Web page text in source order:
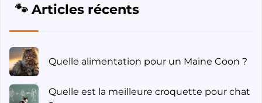
🐾 Articles récents
Quelle alimentation pour un Maine Coon ?
Quelle est la meilleure croquette pour chat